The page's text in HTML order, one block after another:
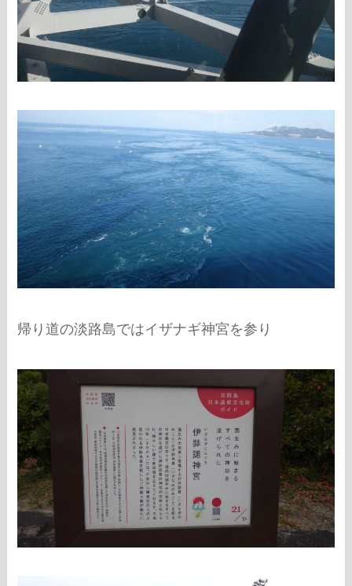
帰り道の淡路島ではイザナギ神宮を参り